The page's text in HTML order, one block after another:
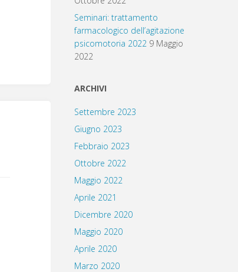
Seminari: trattamento
farmacologico dell’agitazione
psicomotoria 2022 9 Maggio
2022
ARCHIVI
Settembre 2023
Giugno 2023
Febbraio 2023
Ottobre 2022
Maggio 2022
Aprile 2021
Dicembre 2020
Maggio 2020
Aprile 2020
Marzo 2020